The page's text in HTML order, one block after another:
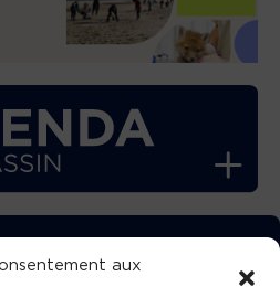
aux
GRATUITEMENT